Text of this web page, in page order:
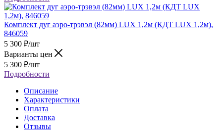
Комплект дуг аэро-трэвэл (82мм) LUX 1,2м (КДТ LUX 1,2м),
846059
5 300 ₽/шт
Варианты цен
5 300 ₽/шт
Подробности
Описание
Характеристики
Оплата
Доставка
Отзывы